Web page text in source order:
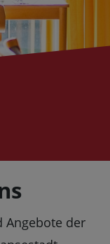
Angebote der